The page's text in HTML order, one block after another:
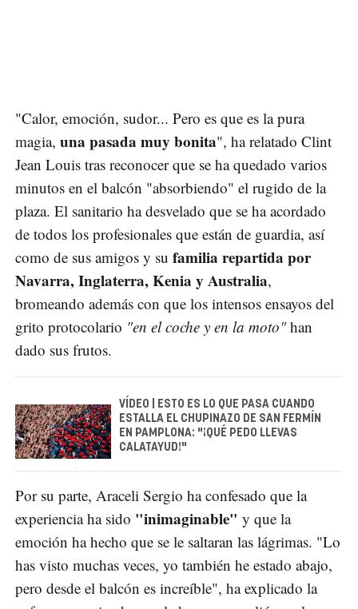
"Calor, emoción, sudor... Pero es que es la pura
magia, una pasada muy bonita", ha relatado Clint
Jean Louis tras reconocer que se ha quedado varios
minutos en el balcón "absorbiendo" el rugido de la
plaza. El sanitario ha desvelado que se ha acordado
de todos los profesionales que están de guardia, así
como de sus amigos y su familia repartida por
Navarra, Inglaterra, Kenia y Australia,
bromeando además con que los intensos ensayos del
grito protocolario "en el coche y en la moto"han
dado sus frutos.
VÍDEO | ESTO ES LO QUE PASA CUANDO
ESTALLA EL CHUPINAZO DE SAN FERMÍN
EN PAMPLONA: "¡QUÉ PEDO LLEVAS
CALATAYUD!"
Por su parte, Araceli Sergio ha confesado que la
experiencia ha sido "inimaginable" y que la
emoción ha hecho que se le saltaran las lágrimas. "Lo
has visto muchas veces, yo también he estado abajo,
pero desde el balcón es increíble", ha explicado la